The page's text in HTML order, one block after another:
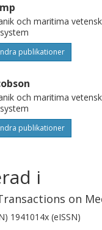
och maritima
publikationer
och maritima
publikationer
i
Transactions on
1941014x (eISSN)